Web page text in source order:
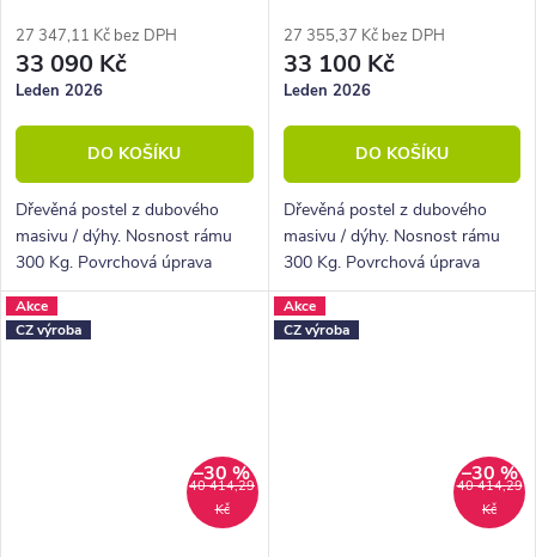
ekokůže
27 347,11 Kč bez DPH
33 090 Kč
Leden 2026
DO KOŠÍKU
Dřevěná postel z dubového
masivu / dýhy. Nosnost rámu
300 Kg. Povrchová úprava
olejem. Vyklápěcí rošt v ceně.
27 355,37 Kč bez DPH
33 100 Kč
Leden 2026
DO KOŠÍKU
Dřevěná postel z dubového
masivu / dýhy. Nosnost rámu
300 Kg. Povrchová úprava
olejem. Vyklápěcí rošt v ceně.
Akce
CZ výroba
40 414,29
Kč
–30 %
Akce
CZ výroba
40 414,29
Kč
–30 %